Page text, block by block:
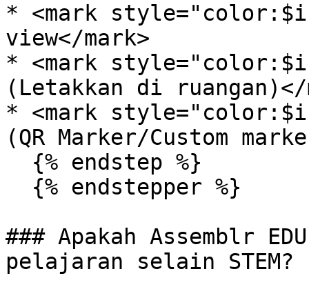
* <mark
view</mark>
* <mark
(Letakkan di ruangan)</
* <mark
(QR Marker/Custom
### Apakah Assemblr
pelajaran selain STEM?